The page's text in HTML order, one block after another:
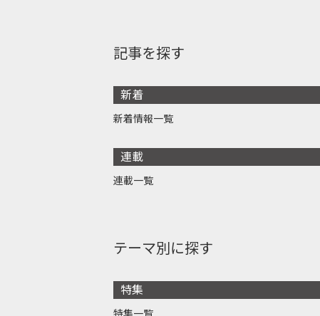
記事を探す
新着
新着情報一覧
連載
連載一覧
テーマ別に探す
特集